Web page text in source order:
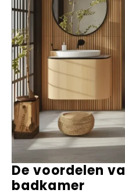
De voordelen